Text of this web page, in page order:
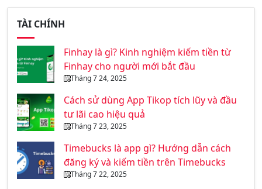
TÀI CHÍNH
Finhay là gì? Kinh nghiệm kiếm tiền từ
Finhay cho người mới bắt đầu
Tháng 7 24, 2025
Cách sử dùng App Tikop tích lũy và đầu
tư lãi cao hiệu quả
Tháng 7 23, 2025
Timebucks là app gì? Hướng dẫn cách
đăng ký và kiếm tiền trên Timebucks
Tháng 7 22, 2025